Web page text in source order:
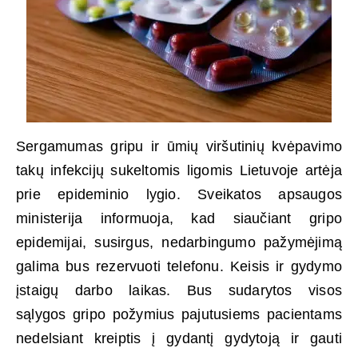
Sergamumas gripu ir ūmių viršutinių kvėpavimo
takų infekcijų sukeltomis ligomis Lietuvoje artėja
prie epideminio lygio. Sveikatos apsaugos
ministerija informuoja, kad siaučiant gripo
epidemijai, susirgus, nedarbingumo pažymėjimą
galima bus rezervuoti telefonu. Keisis ir gydymo
įstaigų darbo laikas. Bus sudarytos visos
sąlygos gripo požymius pajutusiems pacientams
nedelsiant kreiptis į gydantį gydytoją ir gauti